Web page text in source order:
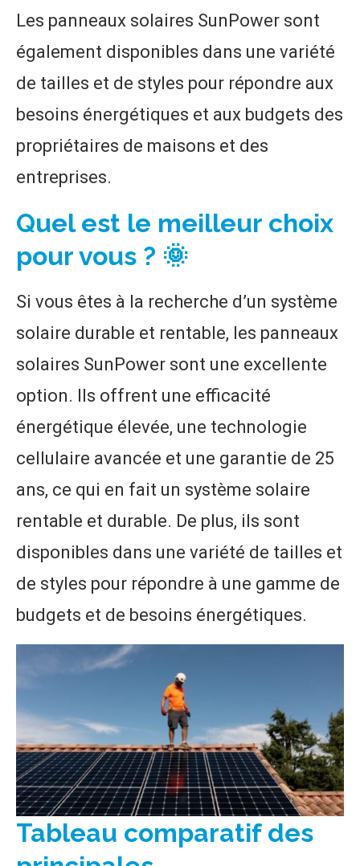
Les panneaux solaires SunPower sont
également disponibles dans une variété
de tailles et de styles pour répondre aux
besoins énergétiques et aux budgets des
propriétaires de maisons et des
entreprises.
Quel est le meilleur choix
pour vous ? 🌞
Si vous êtes à la recherche d’un système
solaire durable et rentable, les panneaux
solaires SunPower sont une excellente
option. Ils offrent une efficacité
énergétique élevée, une technologie
cellulaire avancée et une garantie de 25
ans, ce qui en fait un système solaire
rentable et durable. De plus, ils sont
disponibles dans une variété de tailles et
de styles pour répondre à une gamme de
budgets et de besoins énergétiques.
Tableau comparatif des